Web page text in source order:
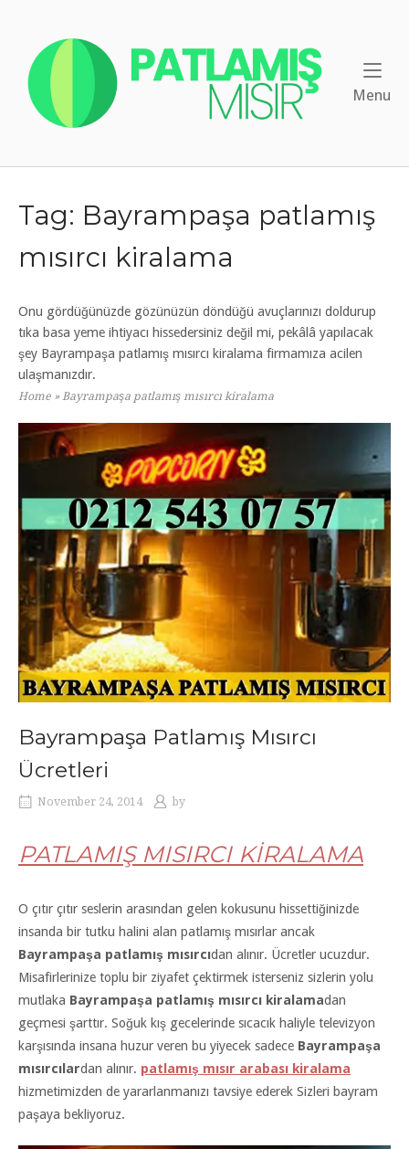
content
Menu
Tag: Bayrampaşa patlamış
mısırcı kiralama
Onu gördüğünüzde gözünüzün döndüğü avuçlarınızı doldurup
tıka basa yeme ihtiyacı hissedersiniz değil mi, pekâlâ yapılacak
şey Bayrampaşa patlamış mısırcı kiralama firmamıza acilen
ulaşmanızdır.
Home »Bayrampaşa patlamış mısırcı kiralama
Bayrampaşa Patlamış Mısırcı
Ücretleri
November 24, 2014 by
PATLAMIŞ MISIRCI KİRALAMA
O çıtır çıtır seslerin arasından gelen kokusunu hissettiğinizde
insanda bir tutku halini alan patlamış mısırlar ancak
Bayrampaşa patlamış mısırcıdan alınır. Ücretler ucuzdur.
Misafirlerinize toplu bir ziyafet çektirmek isterseniz sizlerin yolu
mutlaka Bayrampaşa patlamış mısırcı kiralamadan
geçmesi şarttır. Soğuk kış gecelerinde sıcacık haliyle televizyon
karşısında insana huzur veren bu yiyecek sadece Bayrampaşa
mısırcılardan alınır. patlamış mısır arabası kiralama
hizmetimizden de yararlanmanızı tavsiye ederek Sizleri bayram
paşaya bekliyoruz.